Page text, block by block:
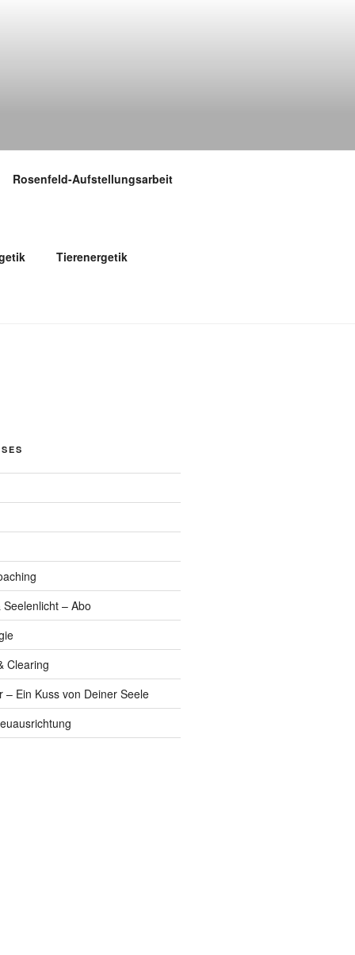
Rosenfeld-Aufstellungsarbeit
Tierenergetik
– Abo
Clearing
– Ein Kuss von Deiner Seele